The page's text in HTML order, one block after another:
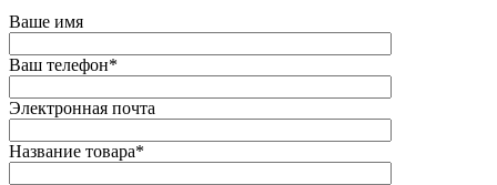
Ваше имя
Ваш телефон*
Электронная почта
Название товара*